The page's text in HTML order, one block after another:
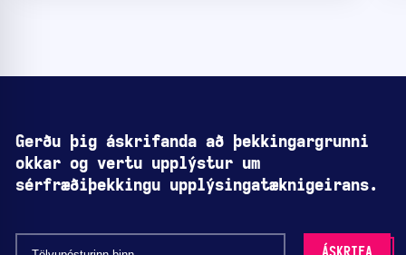
Gerðu þig áskrifanda að þekkingargrunni
okkar og vertu upplýstur um
sérfræðiþekkingu upplýsingatæknigeirans.